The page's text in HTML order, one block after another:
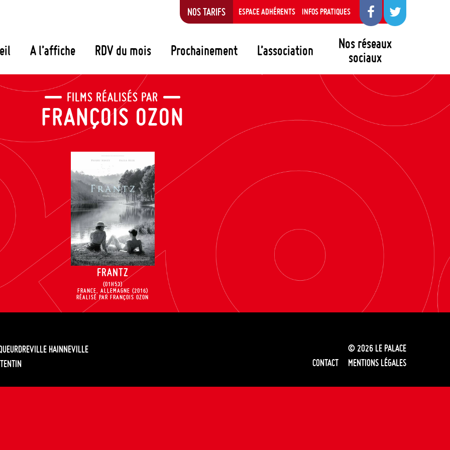
A l’affiche RDV du mois Prochainement L’association
Nos réseaux
sociaux
NOS TARIFS ESPACE ADHÉRENTS INFOS PRATIQUES
FILMS RÉALISÉS PAR
FRANÇOIS OZON
FRANTZ
(01H53)
FRANCE, ALLEMAGNE (2016)
RÉALISÉ PAR FRANÇOIS OZON
© 2026 LE PALACE
CONTACT
MENTIONS LÉGALES
HAINNEVILLE